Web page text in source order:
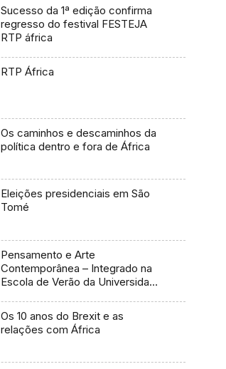
Sucesso da 1ª edição confirma
regresso do festival FESTEJA
RTP áfrica
RTP África
Os caminhos e descaminhos da
política dentro e fora de África
Eleições presidenciais em São
Tomé
Pensamento e Arte
Contemporânea – Integrado na
Escola de Verão da Universidade
Os 10 anos do Brexit e as
relações com África